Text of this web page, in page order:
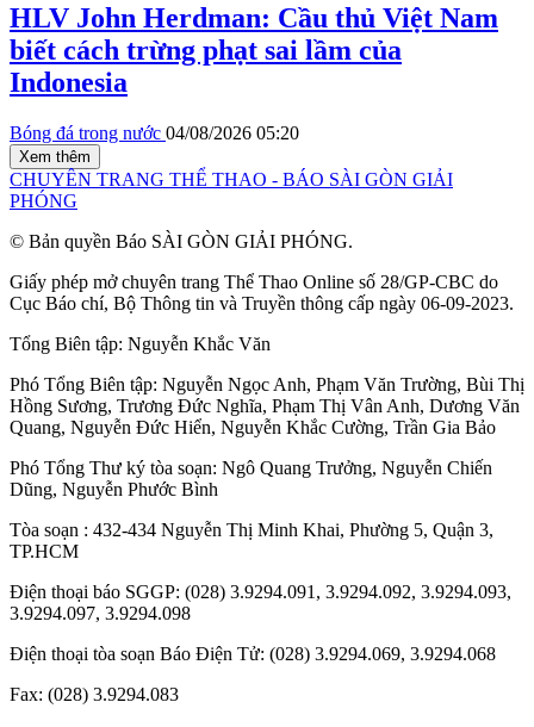
HLV John Herdman: Cầu thủ Việt Nam
biết cách trừng phạt sai lầm của
Indonesia
Bóng đá trong nước 04/08/2026 05:20
Xem thêm
CHUYÊN TRANG THỂ THAO - BÁO SÀI GÒN GIẢI
PHÓNG
© Bản quyền Báo SÀI GÒN GIẢI PHÓNG.
Giấy phép mở chuyên trang Thể Thao Online số 28/GP-CBC do
Cục Báo chí, Bộ Thông tin và Truyền thông cấp ngày 06-09-2023.
Tổng Biên tập: Nguyễn Khắc Văn
Phó Tổng Biên tập: Nguyễn Ngọc Anh, Phạm Văn Trường, Bùi Thị
Hồng Sương, Trương Đức Nghĩa, Phạm Thị Vân Anh, Dương Văn
Quang, Nguyễn Đức Hiển, Nguyễn Khắc Cường, Trần Gia Bảo
Phó Tổng Thư ký tòa soạn: Ngô Quang Trưởng, Nguyễn Chiến
Dũng, Nguyễn Phước Bình
Tòa soạn : 432-434 Nguyễn Thị Minh Khai, Phường 5, Quận 3,
TP.HCM
Điện thoại báo SGGP: (028) 3.9294.091, 3.9294.092, 3.9294.093,
3.9294.097, 3.9294.098
Điện thoại tòa soạn Báo Điện Tử: (028) 3.9294.069, 3.9294.068
Fax: (028) 3.9294.083